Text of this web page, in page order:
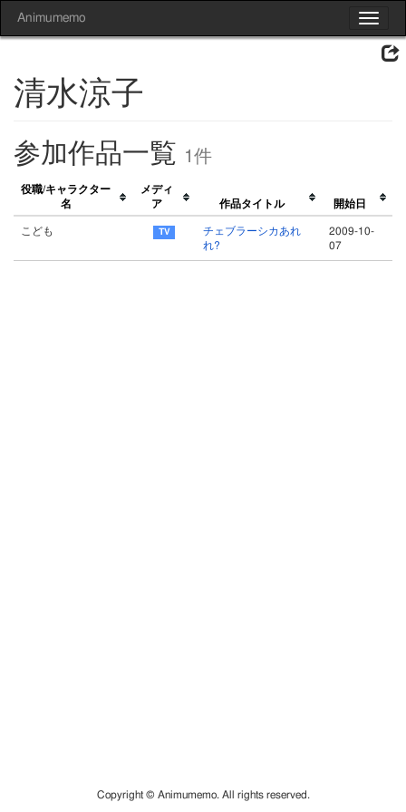
Toggle
Animumemo
清水涼子
参加作品一覧 1件
役職/キャラクター
名
メディ
ア
作品タイトル 開始日
こども
チェブラーシカあれ
れ?
2009-10-
07
Copyright © Animumemo. All rights reserved.